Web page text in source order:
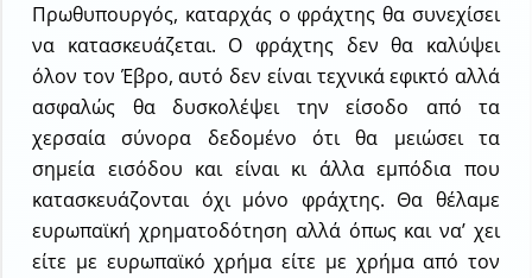
Πρωθυπουργός, καταρχάς ο φράχτης θα συνεχίσει
να κατασκευάζεται. Ο φράχτης δεν θα καλύψει
όλον τον Έβρο, αυτό δεν είναι τεχνικά εφικτό αλλά
ασφαλώς θα δυσκολέψει την είσοδο από τα
χερσαία σύνορα δεδομένο ότι θα μειώσει τα
σημεία εισόδου και είναι κι άλλα εμπόδια που
κατασκευάζονται όχι μόνο φράχτης. Θα θέλαμε
ευρωπαϊκή χρηματοδότηση αλλά όπως και να’ χει
είτε με ευρωπαϊκό χρήμα είτε με χρήμα από τον